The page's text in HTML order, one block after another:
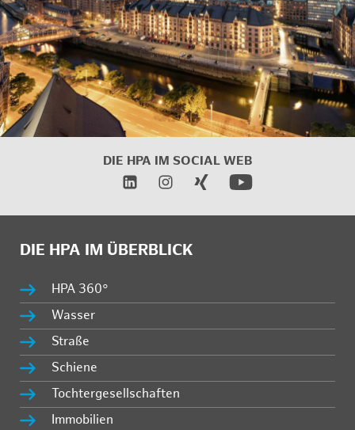
DIE HPA IM SOCIAL WEB
DIE HPA IM ÜBERBLICK
HPA 360°
Wasser
Straße
Schiene
Tochtergesellschaften
Immobilien